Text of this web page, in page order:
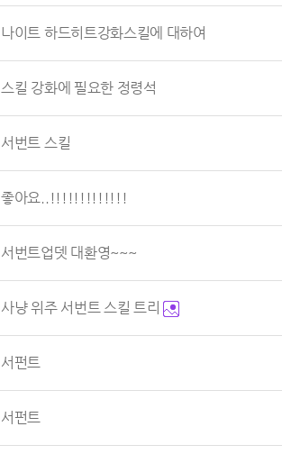
나이트 하드히트강화스킬에 대하여
스킬 강화에 필요한 정령석
서번트 스킬
좋아요..!!!!!!!!!!!!!
서번트업뎃 대환영~~~
사냥 위주 서번트 스킬 트리
서펀트
서펀트